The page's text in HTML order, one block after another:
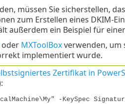
müssen Sie sicherstellen,
zum Erstellen eines DKIM-
außerdem ein Beispiel für
MXToolBoxverwenden, um
implementiert wurde.
Zertifikat in
-KeySpec